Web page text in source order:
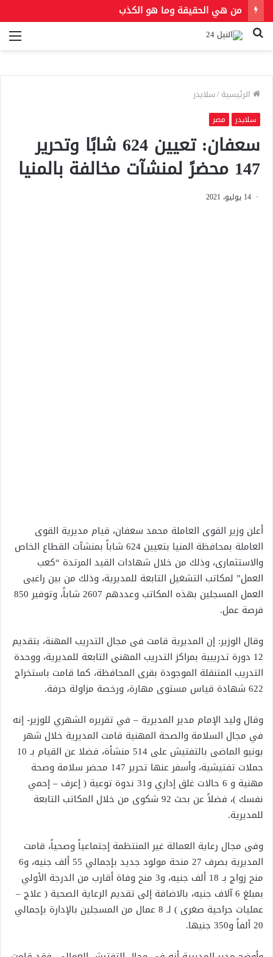
من هي الحقيقة وما هو الكذب
بحث
الرئيسية/سلايدر
سلايدر مصر
سعفان: تعيين 624 شابًا وتحرير
147 محضرً لمنشآت مخالفة بالمنيا
14 يوليو، 2021
أعلن وزير القوى العاملة محمد سعفان، قيام مديرية القوى
العاملة بمحافظة المنيا بتعيين 624 شاباً بمنشآت القطاع الخاص
والاستثمارى، وذلك من خلال شهادات القيد المرتدة “كعب
العمل” لمكاتب التشغيل التابعة للمديرية، وذلك من بين راغبى
العمل المسجلين بهذه المكاتب وعددهم 2607 شاباً، وتوفير 850
فرصة عمل.
وقال الوزير: إن المديرية قامت فى مجال التدريب المهنة، بتقديم
12 دورة تدريبية بمراكز التدريب المهنى التابعة للمديرية، ووحدة
التدريب المتنقلة الموجودة بقرى المحافظة، كما قامت باستخراج
622 شهادة قياس مستوى مهارة، ورخصة مزاولة حرفة.
وقال وليد الإمام مدير المديرية – في تقريره الشهري للوزير- إنه
في مجال السلامة والصحة المهنية قامت المديرية خلال شهر
يونيو الماضى بالتفتيش على 514 منشأة، فضلا عن القيام بـ 10
حملات تفتيشية، وأسفر عنها تحرير 147 محضر سلامة وصحة
مهنية و 6 حالات غلق إداري و31 ندوة توعية ( إعرف – إحمي
نفسك )، فضلاً عن بحث 92 شكوى من خلال المكاتب التابعة
للمديرية.
وفى مجال رعاية العمالة غير المنتظمة إجتماعياً وصحياً، قامت
المديرية بصرف 27 منحة مولود جديد بإجمالي 55 ألف جنيه، و6
منح زواج بـ 18 ألف جنيه، و3 منح وفاة أقارب من الدرجة الأولي
بمبلغ 6 آلاف جنيه، بالاضافة إلى تقديم الرعاية الصحية ( علاج –
عمليات جراحية صغرى ) لـ 8 عمال من المسجلين بالإدارة بإجمالي
20 ألفاً و350 جنيها.